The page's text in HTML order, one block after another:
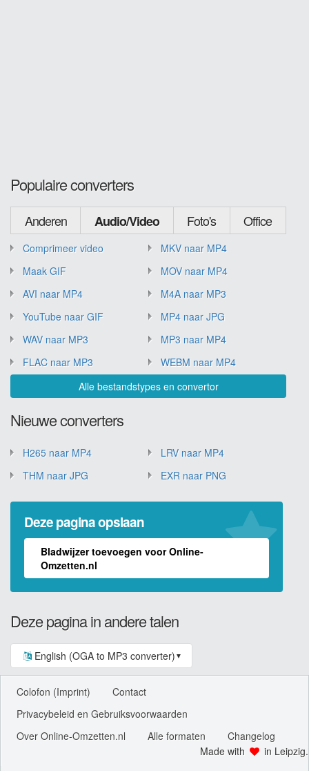
Populaire converters
Anderen Audio/Video Foto's Office
Comprimeer video
MKV naar MP4
Maak GIF
MOV naar MP4
AVI naar MP4
M4A naar MP3
YouTube naar GIF
MP4 naar JPG
WAV naar MP3
MP3 naar MP4
FLAC naar MP3
WEBM naar MP4
Alle bestandstypes en convertor
Nieuwe converters
H265 naar MP4
LRV naar MP4
THM naar JPG
EXR naar PNG
Deze pagina opslaan
Bladwijzer toevoegen voor Online-
Omzetten.nl
Deze pagina in andere talen
English (OGA to MP3 converter) ▼
Colofon (Imprint)
Contact
Privacybeleid en Gebruiksvoorwaarden
Over Online-Omzetten.nl
Alle formaten
Changelog
Made with
in Leipzig.